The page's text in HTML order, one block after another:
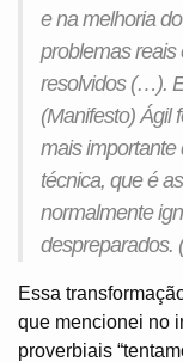
e na melhoria
problemas reais
resolvidos (…).
(Manifesto) Ágil
mais importante
técnica, que é
normalmente
despreparados.
Essa
que mencionei no
proverbiais